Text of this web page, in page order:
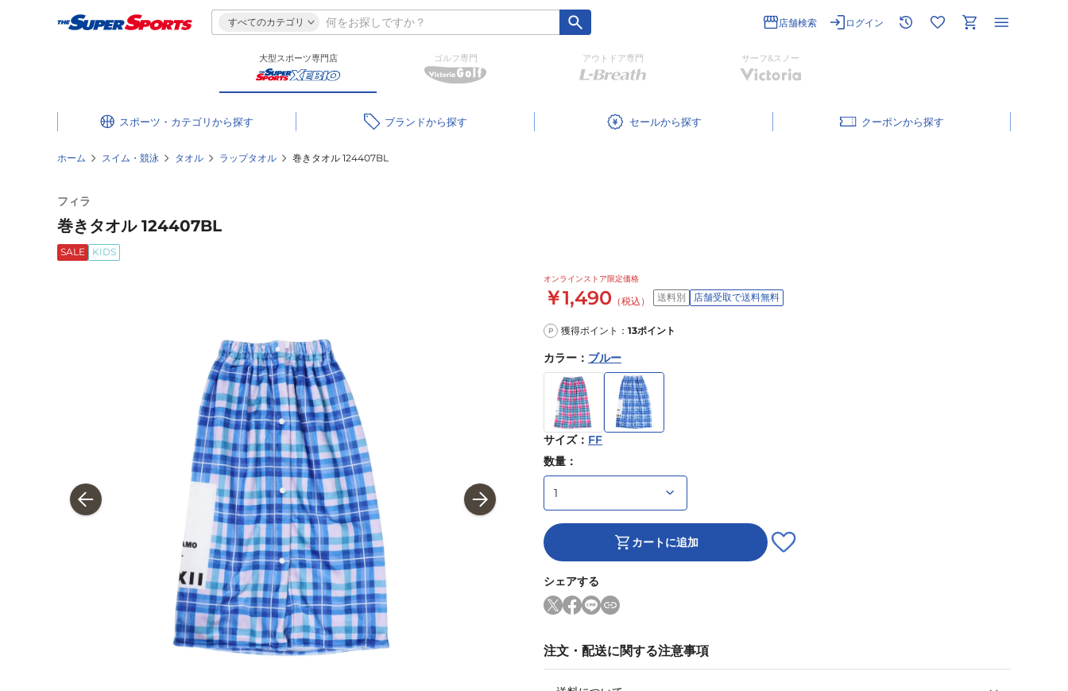
すべてのカテゴリ 店舗検索 ログイン
大型スポーツ専門店 ゴルフ専門 アウトドア専門 サーフ&スノー
スポーツ・カテゴリ ブランド セール クーポン
ホーム スイム・競泳 タオル ラップタオル 巻きタオル 124407BL
フィラ
巻きタオル 124407BL
SALE KIDS
オンラインストア限定価格
￥1,490 （税込） 送料別 店舗受取で送料無料
P 獲得ポイント： 13ポイント
カラー ： ブルー
サイズ： FF
数量：
カートに追加
シェアする
注文・配送に関する注意事項